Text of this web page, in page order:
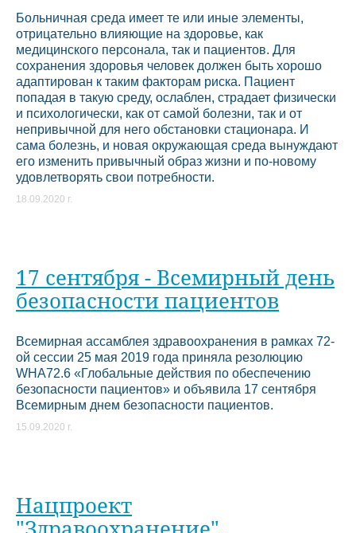
Больничная среда имеет те или иные элементы,
отрицательно влияющие на здоровье, как
медицинского персонала, так и пациентов. Для
сохранения здоровья человек должен быть хорошо
адаптирован к таким факторам риска. Пациент
попадая в такую среду, ослаблен, страдает физически
и психологически, как от самой болезни, так и от
непривычной для него обстановки стационара. И
сама болезнь, и новая окружающая среда вынуждают
его изменить привычный образ жизни и по-новому
удовлетворять свои потребности.
18.09.2020 г.
17 сентября - Всемирный день
безопасности пациентов
Всемирная ассамблея здравоохранения в рамках 72-
ой сессии 25 мая 2019 года приняла резолюцию
WHA72.6 «Глобальные действия по обеспечению
безопасности пациентов» и объявила 17 сентября
Всемирным днем безопасности пациентов.
15.09.2020 г.
Нацпроект